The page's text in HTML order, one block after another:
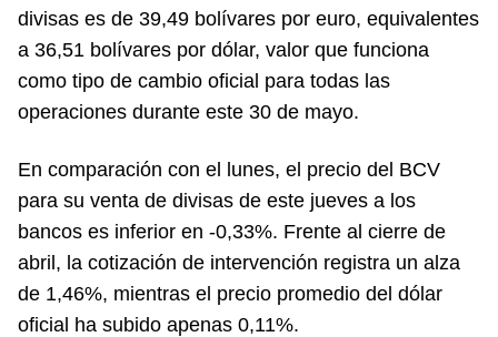
divisas es de 39,49 bolívares por euro, equivalentes
a 36,51 bolívares por dólar, valor que funciona
como tipo de cambio oficial para todas las
operaciones durante este 30 de mayo.
En comparación con el lunes, el precio del BCV
para su venta de divisas de este jueves a los
bancos es inferior en -0,33%. Frente al cierre de
abril, la cotización de intervención registra un alza
de 1,46%, mientras el precio promedio del dólar
oficial ha subido apenas 0,11%.